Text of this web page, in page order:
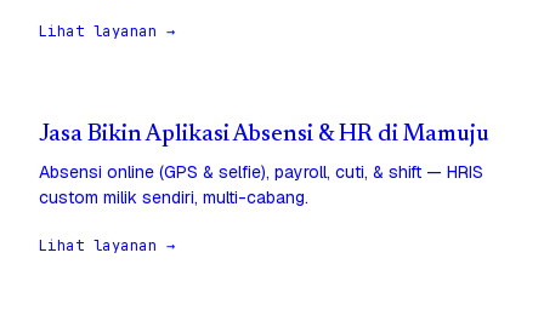
Lihat layanan →
Jasa Bikin Aplikasi Absensi & HR di Mamuju
Absensi online (GPS & selfie), payroll, cuti, & shift — HRIS
custom milik sendiri, multi-cabang.
Lihat layanan →